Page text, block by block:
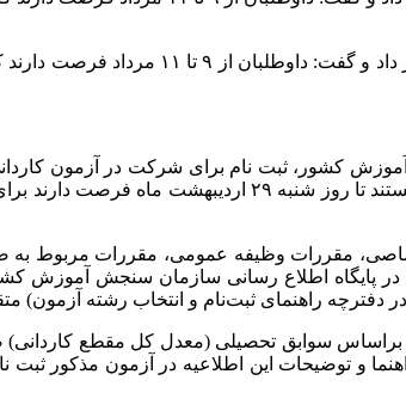
مشاور عالی سازمان سنجش آموزش کشور از ثبت نام بیش از ۱۰۰۰ داوطلب در
کشور، ثبت نام برای شرکت در آزمون
۱۳۹۷ از روز یکشنبه ۲۳ اردیبهشت ماه شروع شد و کلیه داوطلبان متقاضی ثبت‌نام که دارای
مقررات وظیفه عمومی، مقررات مربوط به
در دفترچه راهنمای ثبت‌نام و انتخاب رشته آزمون که از روز یکشنبه ۲۳ اردیبهشت ماه در پایگاه
دفترچه راهنمای ثبت‌نام و انتخاب رشته آزمون)
که پذیرش در ۴۹ رشته‌ امتحانی مذکور بدون آزمون و براساس سوابق تحصیلی
و توضیحات این اطلاعیه در آزمون مذکور ثبت